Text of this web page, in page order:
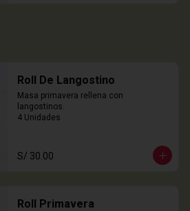
Roll De Langostino
Masa primavera rellena con
langostinos.
4 Unidades
S/ 30.00
Roll Primavera